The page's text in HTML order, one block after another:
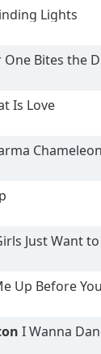
Lights
Bites the
Is Love
Chameleon
Just Want
Up Before
I Wanna Dance